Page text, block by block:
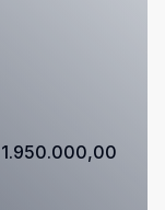
1.950.000,00